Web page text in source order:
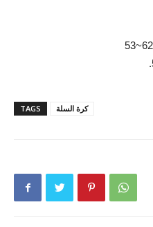
TAGS كرة السلة